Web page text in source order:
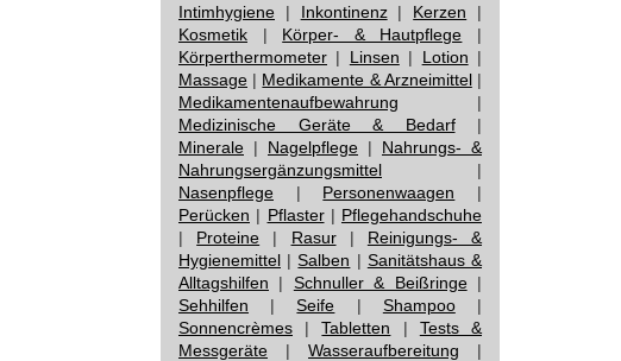
Intimhygiene | Inkontinenz| Kerzen |
Kosmetik | Körper- & Hautpflege |
Körperthermometer | Linsen | Lotion |
Massage | Medikamente & Arzneimittel|
Medikamentenaufbewahrung |
Medizinische Geräte & Bedarf|
Minerale | Nagelpflege | Nahrungs- &
Nahrungsergänzungsmittel |
Nasenpflege | Personenwaagen |
Perücken | Pflaster| Pflegehandschuhe
| Proteine | Rasur| Reinigungs- &
Hygienemittel |Salben | Sanitätshaus &
Alltagshilfen | Schnuller & Beißringe|
Sehhilfen |Seife | Shampoo|
Sonnencrèmes |Tabletten | Tests &
Messgeräte | Wasseraufbereitung |